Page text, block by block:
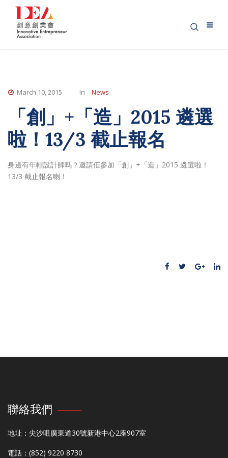
March 10, 2015 In News
「創」+「造」2015 遴選
啦！13/3 截止報名
身邊有年輕設計師嗎？邀請佢參加「創」+「造」2015 遴選啦！
13/3 截止報名喇！
聯絡我們
地址：尖沙咀廣東道30號新港中心2座907室
電話：(852) 9220 8730